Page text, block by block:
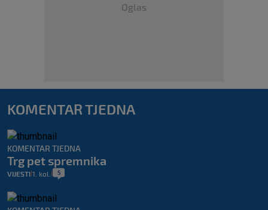
Oglas
KOMENTAR TJEDNA
KOMENTAR TJEDNA
Trg pet spremnika
VIJESTI 1. kol. 5